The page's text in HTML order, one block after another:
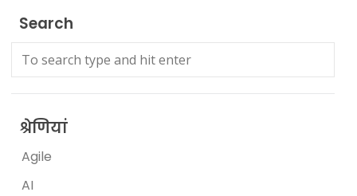
Search
श्रेणियां
Agile
AI